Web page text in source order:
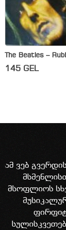
The Beatles –
145 GEL
ამ ვებ
მსოფლიოს